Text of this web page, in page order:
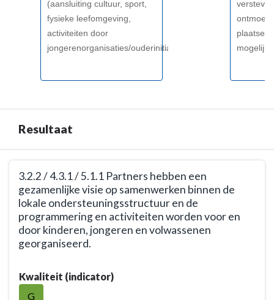
(aansluiting cultuur, sport,
fysieke leefomgeving,
activiteiten door
jongerenorganisaties/ouderinitiatieven)
plaatsen
Resultaat
navigatie
Opgave:
Doorontwikkeling
domein
3.2.2 / 4.3.1 / 5.1.1 Partners hebben een
gezamenlijke visie op samenwerken binnen de
lokale ondersteuningsstructuur en de
programmering en activiteiten worden voor en
door kinderen, jongeren en volwassenen
georganiseerd.
naar
navigatie
Kwaliteit (indicator)
G